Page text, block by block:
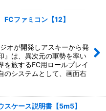
ファミコン【12】
オが開発しアスキーから発
』は、異次元の軍勢を率い
を旅するFC用ロールプレイ
のシステムとして、画面右
ケース説明書【5m5】